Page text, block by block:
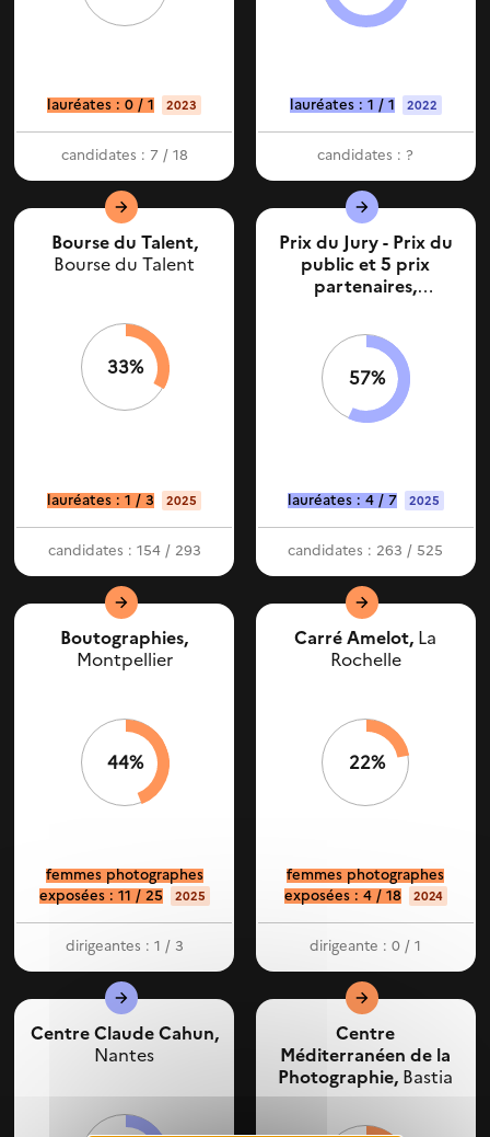
lauréates : 0 / 1 2023
candidates : 7 / 18
lauréates : 1 / 1 2022
candidates : ?
Bourse du Talent,
Bourse du Talent
33%
lauréates : 1 / 3 2025
candidates : 154 / 293
Prix du Jury - Prix du
public et 5 prix
partenaires,
57%
lauréates : 4 / 7 2025
candidates : 263 / 525
Boutographies,
Montpellier
44%
femmes photographes
exposées : 11 / 25
2025
dirigeantes : 1 / 3
Carré Amelot, La
Rochelle
22%
femmes photographes
exposées : 4 / 18
2024
dirigeante : 0 / 1
Centre Claude Cahun,
Nantes
Centre
Méditerranéen de la
Photographie, Bastia